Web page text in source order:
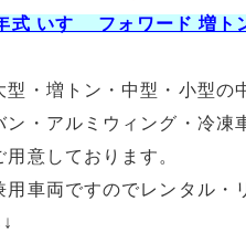
式 いすゞ フォワード 増
型・増トン・中型・小型の
ン・アルミウィング・冷
用意しております。
車両ですのでレンタル・